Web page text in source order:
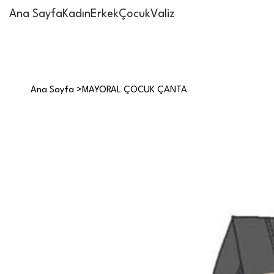
Ana SayfaKadınErkekÇocukValiz
Ana Sayfa >MAYORAL ÇOCUK ÇANTA